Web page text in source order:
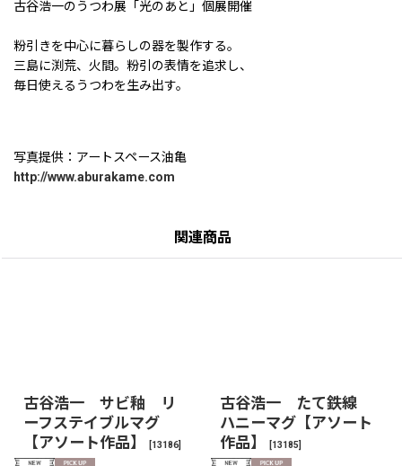
古谷浩一のうつわ展「光のあと」個展開催
粉引きを中心に暮らしの器を製作する。
三島に渕荒、火間。粉引の表情を追求し、
毎日使えるうつわを生み出す。
写真提供：アートスペース油亀
http://www.aburakame.com
関連商品
古谷浩一 サビ釉 リ
ーフステイブルマグ
【アソート作品】
[13186]
古谷浩一 たて鉄線
ハニーマグ【アソート
作品】
[13185]